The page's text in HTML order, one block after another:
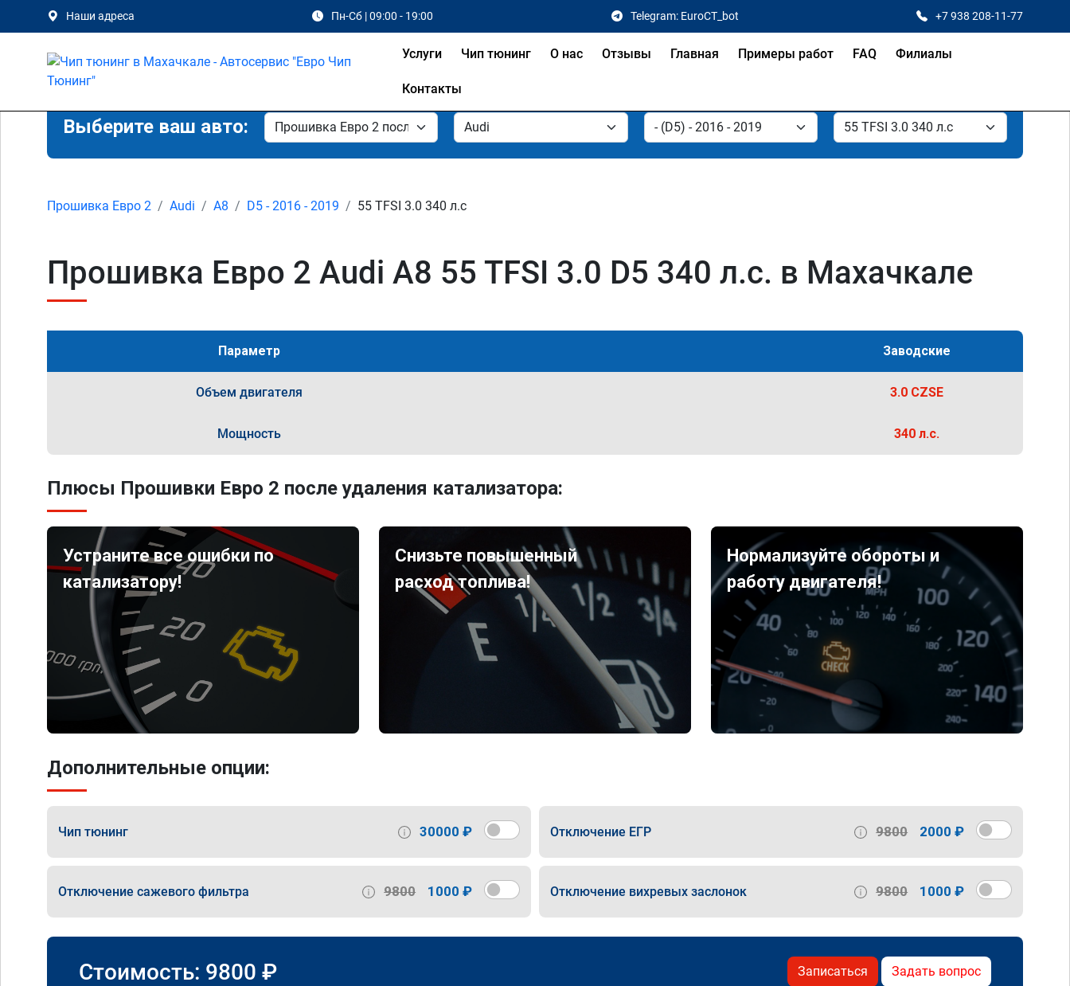
Наши адреса Пн-Сб | 09:00 - 19:00 Telegram: EuroCT_bot +7 938 208-11-77
Услуги Чип тюнинг О нас Отзывы Главная Примеры работ FAQ Филиалы
Контакты
Выберите ваш авто:
Прошивка Евро 2 Audi A8 D5 - 2016 - 2019 55 TFSI 3.0 340 л.с
Прошивка Евро 2 Audi A8 55 TFSI 3.0 D5 340 л.с. в Махачкале
Параметр Заводские
Объем двигателя 3.0 CZSE
Мощность 340 л.с.
Плюсы Прошивки Евро 2 после удаления катализатора:
Устраните все ошибки по
катализатору!
Снизьте повышенный
расход топлива!
Нормализуйте обороты и
работу двигателя!
Дополнительные опции:
Чип тюнинг 30000 ₽ Отключение ЕГР 9800 2000 ₽
Отключение сажевого фильтра 9800 1000 ₽ Отключение вихревых заслонок 9800 1000 ₽
Стоимость: 9800 ₽ Записаться Задать вопрос